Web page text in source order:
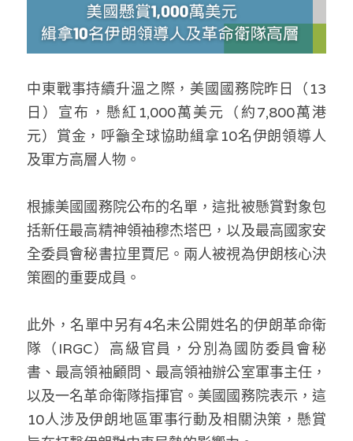
美西極權主義
真相直擊
極端暴恐實錄
莫綺琪專欄
黃萬成專欄
招國偉專欄
高松傑專欄
林伯強專欄
馮煒光專欄
趙處機專欄
KOL 精選
曾子晴 - 晴深直說
龔靜儀大律師專欄
陳貴春大律師專欄
黎智英案審訊
支聯會案
35+顛覆案
休閒好介紹
親子
花生仔漫畫週記
人才招聘
投稿熱線
商戶合作
支持讚助
條款及細則
關於我們
搜索
繁體中文
English
中東戰事持續升溫之際，美國國務院昨日（13
日）宣布，懸紅1,000萬美元（約7,800萬港
元）賞金，呼籲全球協助緝拿10名伊朗領導人
及軍方高層人物。
根據美國國務院公布的名單，這批被懸賞對象包
括新任最高精神領袖穆杰塔巴，以及最高國家安
全委員會秘書拉里賈尼。兩人被視為伊朗核心決
策圈的重要成員。
此外，名單中另有4名未公開姓名的伊朗革命衛
隊（IRGC）高級官員，分別為國防委員會秘
書、最高領袖顧問、最高領袖辦公室軍事主任，
以及一名革命衛隊指揮官。美國國務院表示，這
10人涉及伊朗地區軍事行動及相關決策，懸賞